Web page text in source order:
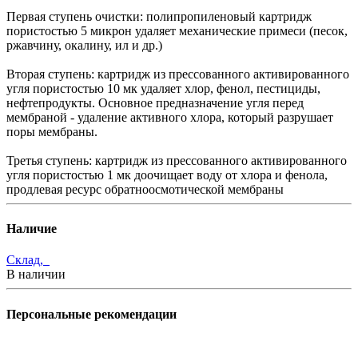
Первая ступень очистки: полипропиленовый картридж
пористостью 5 микрон удаляет механические примеси (песок,
ржавчину, окалину, ил и др.)
Вторая ступень: картридж из прессованного активированного
угля пористостью 10 мк удаляет хлор, фенол, пестициды,
нефтепродукты. Основное предназначение угля перед
мембраной - удаление активного хлора, который разрушает
поры мембраны.
Третья ступень: картридж из прессованного активированного
угля пористостью 1 мк доочищает воду от хлора и фенола,
продлевая ресурс обратноосмотической мембраны
Наличие
Склад,
В наличии
Персональные рекомендации